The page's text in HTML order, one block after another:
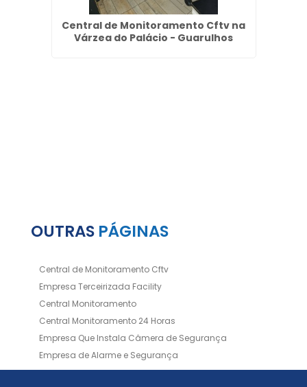
Central de Monitoramento Cftv na
Várzea do Palácio - Guarulhos
OUTRAS PÁGINAS
Central de Monitoramento Cftv
Empresa Terceirizada Facility
Central Monitoramento
Central Monitoramento 24 Horas
Empresa Que Instala Câmera de Segurança
Empresa de Alarme e Segurança
Empresa de Alarmes
Empresa de Facilities